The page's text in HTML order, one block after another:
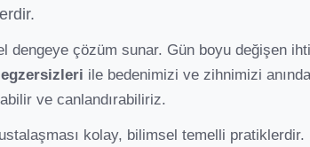
dengeye çözüm sunar. Gün boyu değişen
ile bedenimizi ve zihnimizi anında
ve canlandırabiliriz.
kolay, bilimsel temelli pratiklerdir.